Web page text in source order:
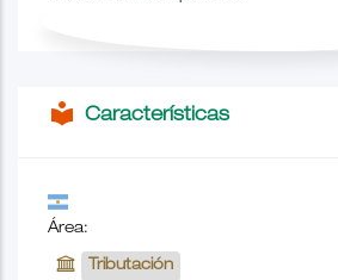
local_library Características
Área:
Tributación